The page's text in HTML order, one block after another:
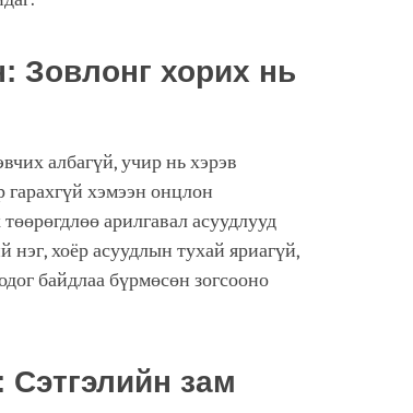
Зовлонг хорих нь
албагүй, учир нь хэрэв
гарахгүй хэмээн онцлон
арилгавал асуудлууд
нэг, хоёр асуудлын тухай яриагүй,
байдлаа бүрмөсөн зогсооно
зам